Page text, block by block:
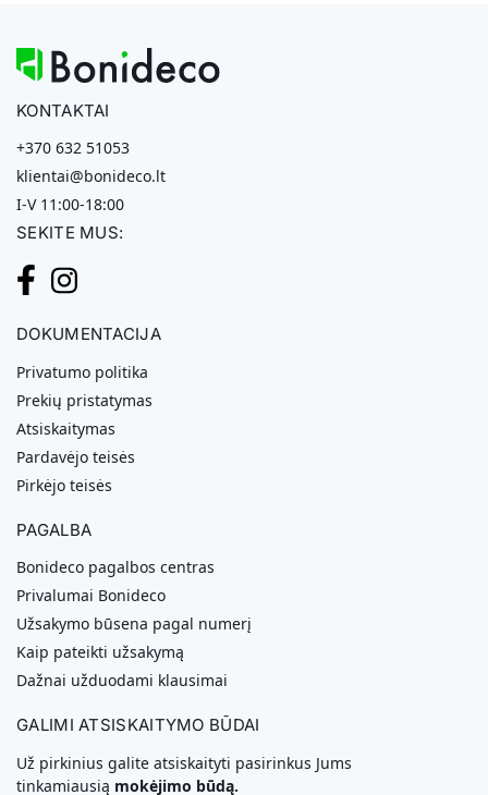
KONTAKTAI
+370 632 51053
klientai@bonideco.lt
I-V 11:00-18:00
SEKITE MUS:
DOKUMENTACIJA
Privatumo politika
Prekių pristatymas
Atsiskaitymas
Pardavėjo teisės
Pirkėjo teisės
PAGALBA
Bonideco pagalbos centras
Privalumai Bonideco
Užsakymo būsena pagal numerį
Kaip pateikti užsakymą
Dažnai užduodami klausimai
GALIMI ATSISKAITYMO BŪDAI
Už pirkinius galite atsiskaityti pasirinkus Jums
tinkamiausią mokėjimo būdą.